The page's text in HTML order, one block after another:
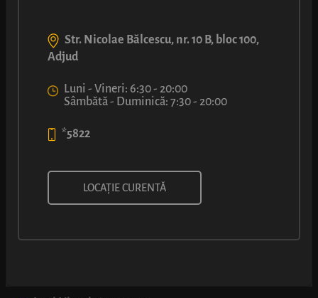
Bd. 1 Decembrie 1918 nr. 36D, sector 3, București
Str. Nicolae Bălcescu, nr. 10 B, bloc 100,
Adjud
Luni - Vineri: 6:30 - 20:00
Sâmbătă - Duminică: 7:30 - 20:00
*5822
LOCAȚIE CURENTĂ